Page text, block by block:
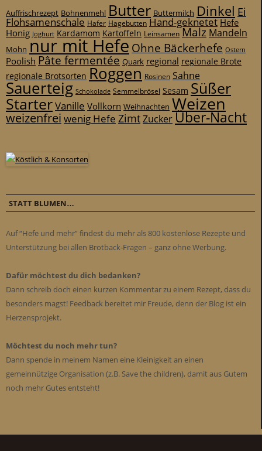
Auffrischrezept Bohnenmehl Butter Buttermilch Dinkel Ei
Flohsamenschale Hafer Hagebutten Hand-geknetet Hefe
Honig Joghurt Kardamom Kartoffeln Leinsamen Malz Mandeln
Mohn nur mit Hefe Ohne Bäckerhefe Ostern
Poolish Pâte fermentée Quark regional regionale Brote
regionale Brotsorten Roggen Rosinen Sahne
Sauerteig Schokolade Semmelbrösel Sesam Süßer
StarterVanille Vollkorn Weihnachten Weizen
weizenfrei wenig Hefe ZimtZuckerÜber-Nacht
STATT BLUMEN…
Auf “Hefe und mehr” findest du mehr als 800 kostenlose Rezepte und
Unterstützung bei allen Brotback-Fragen – ganz ohne Werbung.
Dafür möchtest du dich bedanken?
Dann schreib doch einen kurzen Kommentar zu einem Rezept, dass du
besonders magst! Feedback bereitet mir Freude, denn der Blog ist ein
Herzensprojekt.
Möchtest du noch mehr tun?
Dann spende in meinem Namen eine Kleinigkeit an einen
gemeinnützige Organisation (z.B. Save the children), damit aus Gutem
noch mehr Gutes entsteht!